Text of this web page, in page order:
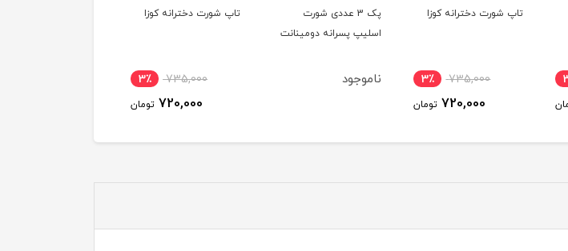
تاپ شورت دخترانه کوزا
735,000 3٪
720,000 تومان
پک 3 عددی شورت
اسلیپ پسرانه دومینانت
ناموجود
تاپ شورت دخترانه کوزا
735,000 3٪
720,000 تومان